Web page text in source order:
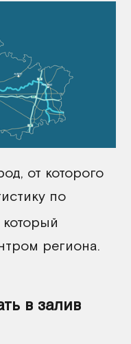
от которого
по
который
региона.
в залив